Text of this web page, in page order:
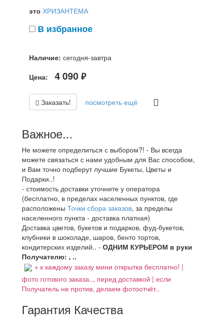
это ХРИЗАНТЕМА
В избранное
Наличие: сегодня-завтра
Цена:
4 090 руб.
Заказать! посмотреть ещё
Важное...
Не можете определиться с выбором?! - Вы всегда
можете связаться с нами удобным для Вас способом,
и Вам точно подберут лучшие Букеты, Цветы и
Подарки..!
- стоимость доставки уточните у оператора
(бесплатно, в пределах населенных пунктов, где
расположены Точки сбора заказов, за пределы
населенного пункта - доставка платная)
Доставка цветов, букетов и подарков, фуд-букетов,
клубники в шоколаде, шаров, бенто тортов,
кондитерских изделий.. - ОДНИМ КУРЬЕРОМ в руки
Получателю: , ..
+ к каждому заказу мини открытка бесплатно! |
фото готового заказа.., перед доставкой | если
Получатель не против, делаем фотоотчёт..
Гарантия Качества